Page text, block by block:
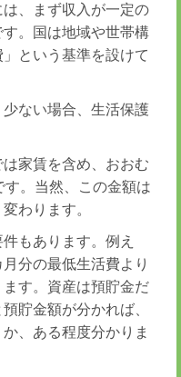
、まず収入が一定の
。国は地域や世帯構
という基準を設けて
ない場合、生活保護
家賃を含め、おおむ
。当然、この金額は
わります。
もあります。例え
分の最低生活費より
す。資産は預貯金だ
貯金額が分かれば、
、ある程度分かりま